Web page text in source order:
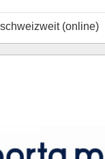
(online)